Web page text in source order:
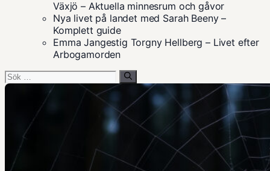
Växjö – Aktuella minnesrum och gåvor
Nya livet på landet med Sarah Beeny –
Komplett guide
Emma Jangestig Torgny Hellberg – Livet efter
Arbogamorden
Sök
efter: